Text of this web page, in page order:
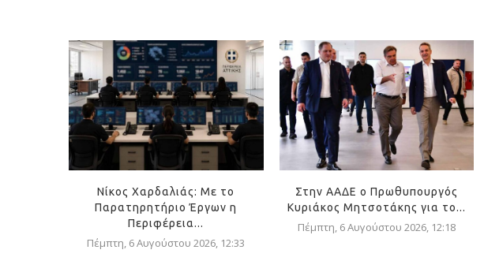
Νίκος Χαρδαλιάς: Με το
Παρατηρητήριο Έργων η
Περιφέρεια...
Πέμπτη, 6 Αυγούστου 2026, 12:33
Στην ΑΑΔΕ ο Πρωθυπουργός
Κυριάκος Μητσοτάκης για το...
Πέμπτη, 6 Αυγούστου 2026, 12:18